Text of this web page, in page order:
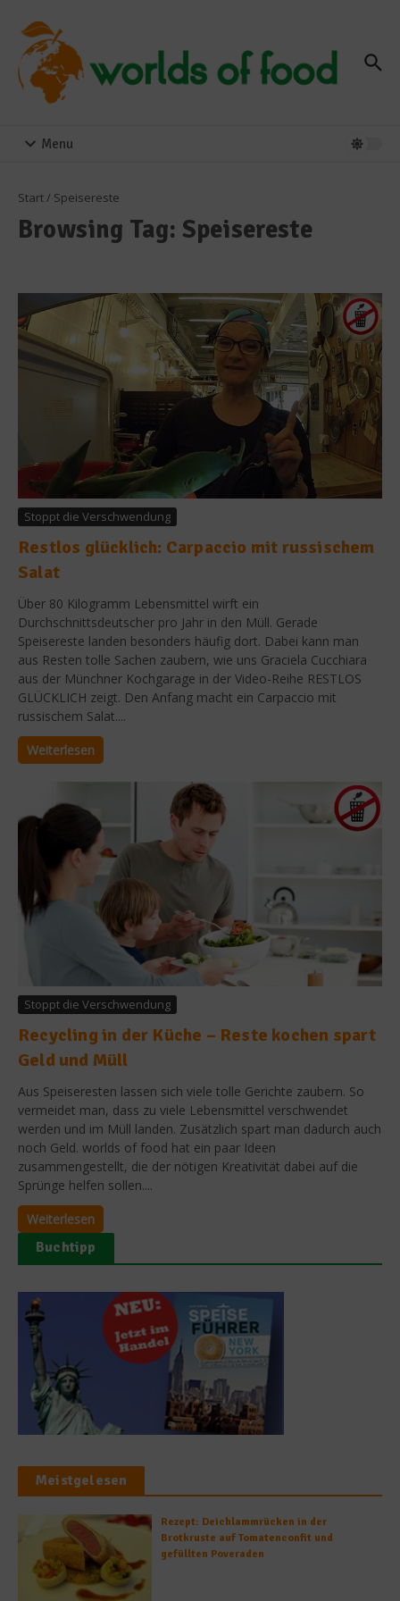
Menu
Start/ Speisereste
Browsing Tag: Speisereste
Stoppt die Verschwendung
Restlos glücklich: Carpaccio mit russischem
Salat
Über 80 Kilogramm Lebensmittel wirft ein
Durchschnittsdeutscher pro Jahr in den Müll. Gerade
Speisereste landen besonders häufig dort. Dabei kann man
aus Resten tolle Sachen zaubern, wie uns Graciela Cucchiara
aus der Münchner Kochgarage in der Video-Reihe RESTLOS
GLÜCKLICH zeigt. Den Anfang macht ein Carpaccio mit
russischem Salat....
Weiterlesen
Stoppt die Verschwendung
Recycling in der Küche – Reste kochen spart
Geld und Müll
Aus Speiseresten lassen sich viele tolle Gerichte zaubern. So
vermeidet man, dass zu viele Lebensmittel verschwendet
werden und im Müll landen. Zusätzlich spart man dadurch auch
noch Geld. worlds of food hat ein paar Ideen
zusammengestellt, die der nötigen Kreativität dabei auf die
Sprünge helfen sollen....
Weiterlesen
Buchtipp
Meistgelesen
Rezept: Deichlammrücken in der
Brotkruste auf Tomatenconfit und
gefüllten Poveraden